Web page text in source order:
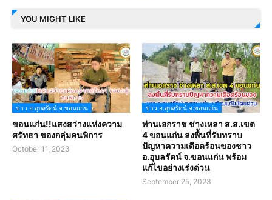
YOU MIGHT LIKE
ข่าว อ.อุบลรัตน์ จ.ขอนแก่น
ขอนแก่น!!แสงสว่างแห่งความ
ศรัทธา ของกลุ่มคนพิการ
October 11, 2023
ข่าว อ.อุบลรัตน์ จ.ขอนแก่น
ท่านเอกราช ช่างเหลา ส.ส.เขต
4 ขอนแก่น ลงพื้นที่รับทราบ
ปัญหาความเดือดร้อนของชาว
อ.อุบลรัตน์ จ.ขอนแก่น พร้อม
แก้ไขอย่างเร่งด่วน
September 25, 2023